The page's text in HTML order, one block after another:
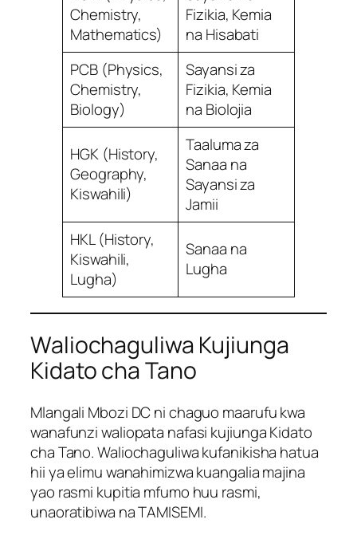
Chemistry,
Mathematics)
Fizikia, Kemia
na Hisabati
PCB (Physics,
Chemistry,
Biology)
Sayansi za
Fizikia, Kemia
na Biolojia
HGK (History,
Geography,
Kiswahili)
Taaluma za
Sanaa na
Sayansi za
Jamii
HKL (History,
Kiswahili,
Lugha)
Sanaa na
Lugha
Waliochaguliwa Kujiunga
Kidato cha Tano
Mlangali Mbozi DC ni chaguo maarufu kwa
wanafunzi waliopata nafasi kujiunga Kidato
cha Tano. Waliochaguliwa kufanikisha hatua
hii ya elimu wanahimizwa kuangalia majina
yao rasmi kupitia mfumo huu rasmi,
unaoratibiwa na TAMISEMI.